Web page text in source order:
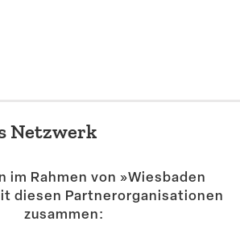
Netzwerk
im Rahmen von »Wiesbaden
diesen Partner­or­ga­ni­sa­tionen
zusammen: